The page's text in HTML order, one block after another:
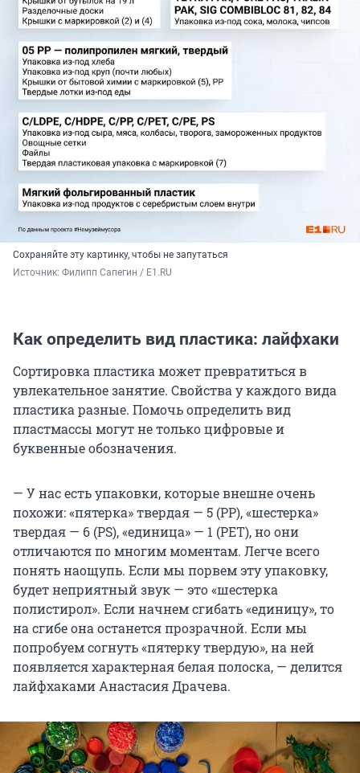
Сохраняйте эту картинку, чтобы не запутаться
Источник: Филипп Сапегин / E1.RU
Как определить вид пластика: лайфхаки
Сортировка пластика может превратиться в
увлекательное занятие. Свойства у каждого вида
пластика разные. Помочь определить вид
пластмассы могут не только цифровые и
буквенные обозначения.
— У нас есть упаковки, которые внешне очень
похожи: «пятерка» твердая — 5 (PP), «шестерка»
твердая — 6 (PS), «единица» — 1 (PET), но они
отличаются по многим моментам. Легче всего
понять наощупь. Если мы порвем эту упаковку,
будет неприятный звук — это «шестерка
полистирол». Если начнем сгибать «единицу», то
на сгибе она останется прозрачной. Если мы
попробуем согнуть «пятерку твердую», на ней
появляется характерная белая полоска, — делится
лайфхаками Анастасия Драчева.